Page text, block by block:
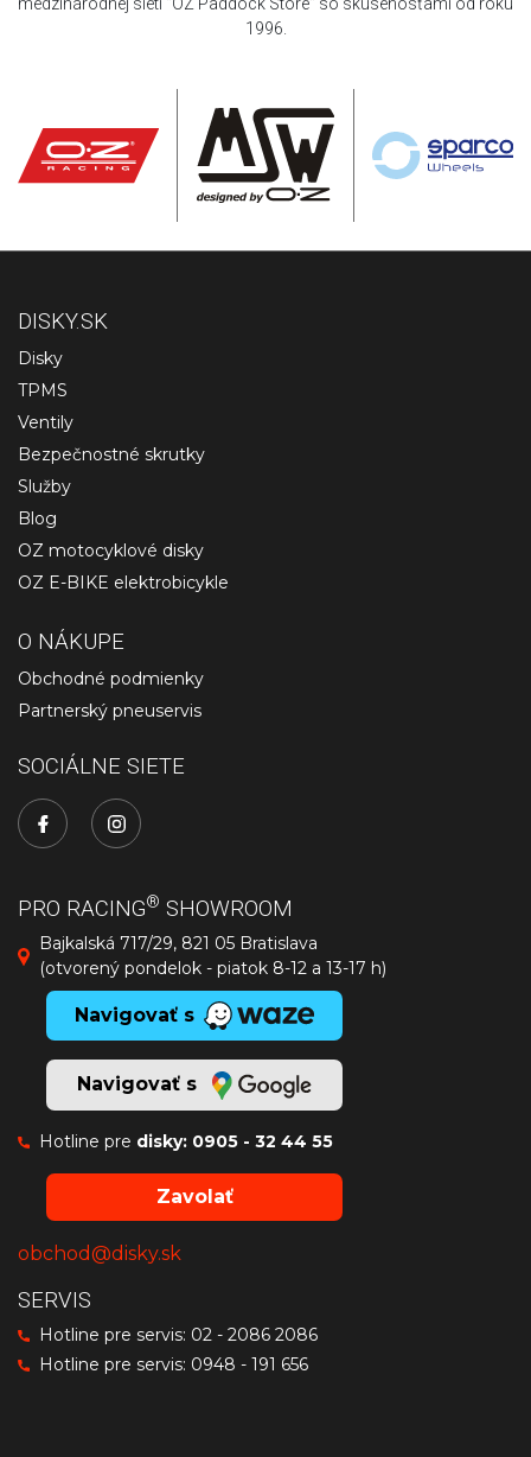
medzinárodnej sieti "OZ Paddock Store" so skúsenosťami od roku
1996.
DISKY.SK
Disky
TPMS
Ventily
Bezpečnostné skrutky
Služby
Blog
OZ motocyklové disky
OZ E-BIKE elektrobicykle
O NÁKUPE
Obchodné podmienky
Partnerský pneuservis
SOCIÁLNE SIETE
PRO RACING® SHOWROOM
Bajkalská 717/29, 821 05 Bratislava
(otvorený pondelok - piatok 8-12 a 13-17 h)
Navigovať s
Navigovať s
Hotline pre disky: 0905 - 32 44 55
Zavolať
obchod@disky.sk
SERVIS
Hotline pre servis: 02 - 2086 2086
Hotline pre servis: 0948 - 191 656